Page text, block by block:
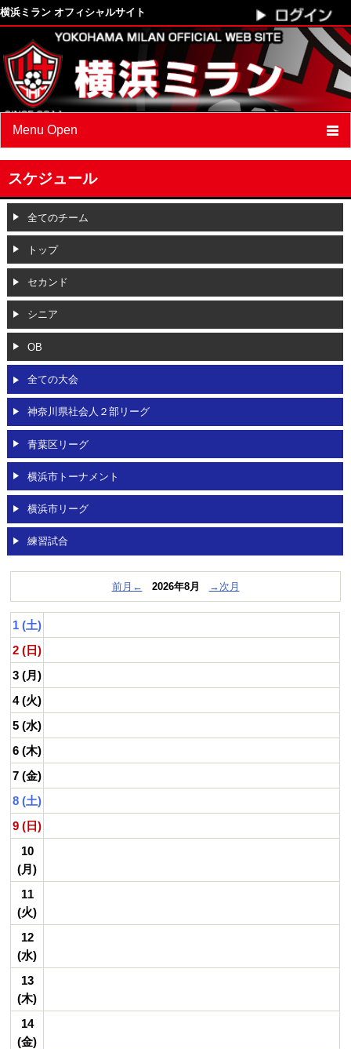
横浜ミラン オフィシャルサイト
Menu Open
最新情報
クラブプロフィール
スケジュール
選手/スタッフ紹介
フォトアルバム
ブログ
OBページ
リンク
動画
スケジュール
全てのチーム
トップ
セカンド
シニア
OB
全ての大会
神奈川県社会人２部リーグ
青葉区リーグ
横浜市トーナメント
横浜市リーグ
練習試合
前月← 2026年8月 →次月
1 (土)
2 (日)
3 (月)
4 (火)
5 (水)
6 (木)
7 (金)
8 (土)
9 (日)
10
(月)
11
(火)
12
(水)
13
(木)
14
(金)